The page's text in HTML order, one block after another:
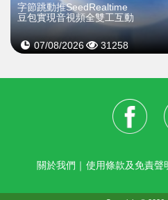
字節跳動推SeedRealtime
豆包實現音視頻全雙工互動
07/08/2026 31258
關於我們 ｜ 使用條款及免責聲